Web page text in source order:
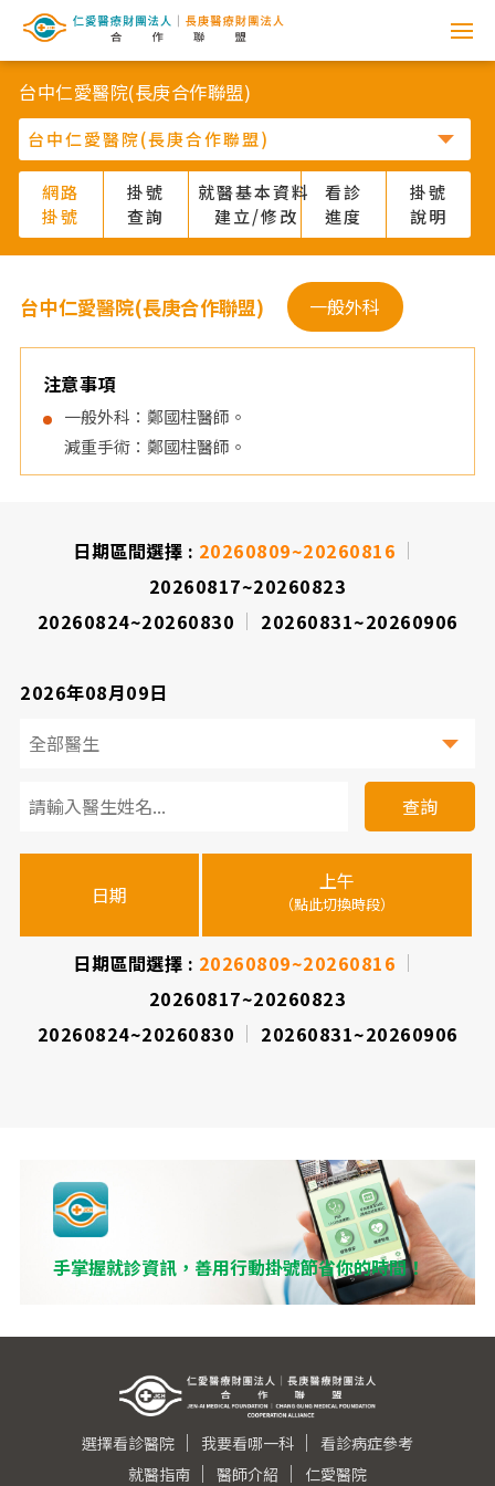
網
路
掛
號
系
統
-
仁
愛
醫
台中仁愛醫院(長庚合作聯盟)
網路
掛號
掛號
查詢
就醫基本資料
建立/修改
看診
進度
掛號
說明
台中仁愛醫院(長庚合作聯盟) 一般外科
注意事項
一般外科：鄭國柱醫師。
減重手術：鄭國柱醫師。
日期區間選擇 : 20260809~20260816
20260817~20260823
20260824~20260830
20260831~20260906
2026年08月09日
診
醫
時
查詢
日期
上午
（點此切換時段）
日期區間選擇 : 20260809~20260816
20260817~20260823
20260824~20260830
20260831~20260906
手掌握就診資訊，善用行動掛號節省你的時間！
選擇看診醫院 我要看哪一科
看診病症參考
就醫指南
醫師介紹 仁愛醫院